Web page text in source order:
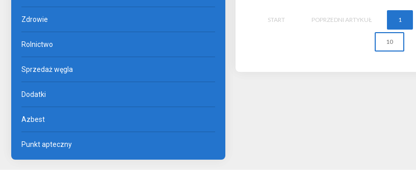
START POPRZEDNI ARTYKUŁ 1
10
Zdrowie
Rolnictwo
Sprzedaż węgla
Dodatki
Azbest
Punkt apteczny